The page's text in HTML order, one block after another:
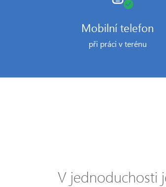
Mobilní telefon
při práci v terénu
V jednoduchosti